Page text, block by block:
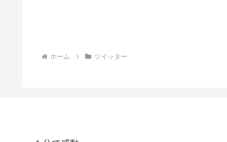
ホーム ツイッター